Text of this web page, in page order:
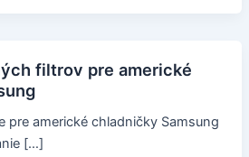
filtrov pre americké
pre americké chladničky Samsung
[…]